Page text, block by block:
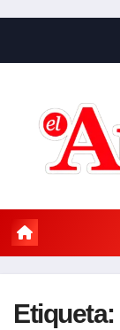
contenido
Etiqueta: